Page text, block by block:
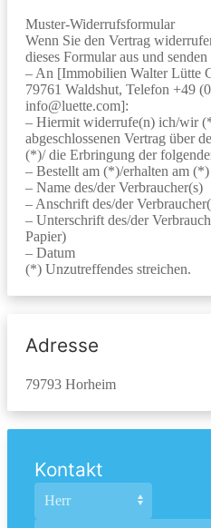
Muster-Widerrufsformular
Wenn Sie den Vertrag
dieses Formular aus und
– An [Immobilien Walter Lütte
79761 Waldshut, Telefon +49
info@luette.com]:
– Hiermit widerrufe(n) ich/wir
abgeschlossenen Vertrag über
(*)/ die Erbringung der
– Bestellt am (*)/erhalten am (*)
– Name des/der Verbraucher(s)
– Anschrift des/der
– Unterschrift des/der
Papier)
– Datum
(*) Unzutreffendes streichen.
Adresse
79793 Horheim
Kontakt